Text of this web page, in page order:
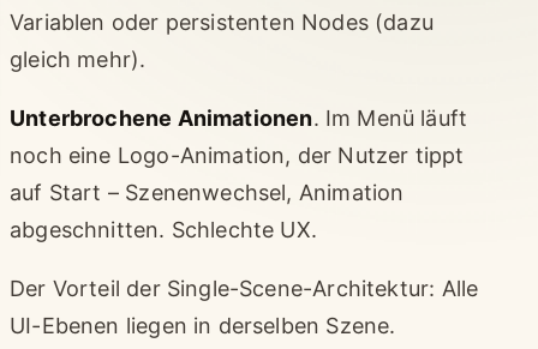
Variablen oder persistenten Nodes (dazu
gleich mehr).
Unterbrochene Animationen. Im Menü läuft
noch eine Logo-Animation, der Nutzer tippt
auf Start – Szenenwechsel, Animation
abgeschnitten. Schlechte UX.
Der Vorteil der Single-Scene-Architektur: Alle
UI-Ebenen liegen in derselben Szene.